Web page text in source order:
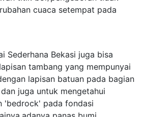
cuaca setempat pada
Sederhana Bekasi juga bisa
tambang yang mempunyai
lapisan batuan pada bagian
juga untuk mengetahui
'bedrock' pada fondasi